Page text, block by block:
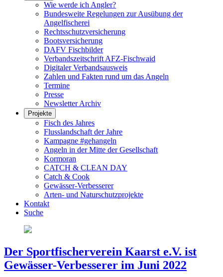
Wie werde ich Angler?
Bundesweite Regelungen zur Ausübung der
Angelfischerei
Rechtsschutzversicherung
Bootsversicherung
DAFV Fischbilder
Verbandszeitschrift AFZ-Fischwaid
Digitaler Verbandsausweis
Zahlen und Fakten rund um das Angeln
Termine
Presse
Newsletter Archiv
Projekte
Fisch des Jahres
Flusslandschaft der Jahre
Kampagne #gehangeln
Angeln in der Mitte der Gesellschaft
Kormoran
CATCH & CLEAN DAY
Catch & Cook
Gewässer-Verbesserer
Arten- und Naturschutzprojekte
Kontakt
Suche
Der Sportfischerverein Kaarst e.V. ist
Gewässer-Verbesserer im Juni 2022